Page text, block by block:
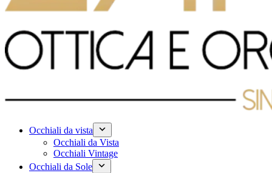
Occhiali da vista
Occhiali da Vista
Occhiali Vintage
Occhiali da Sole